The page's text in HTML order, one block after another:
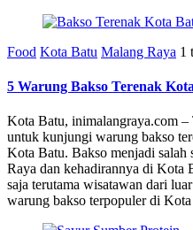
Food Kota Batu Malang Raya 1
5 Warung Bakso Terenak
Kota Batu, inimalangraya.com
untuk kunjungi warung bakso
Kota Batu. Bakso menjadi
Raya dan kehadirannya di Kota
saja terutama wisatawan dari
warung bakso terpopuler di